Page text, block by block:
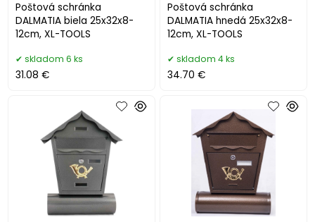
Poštová schránka
DALMATIA biela 25x32x8-
12cm, XL-TOOLS
skladom 6 ks
31.08 €
Poštová schránka
DALMATIA hnedá 25x32x8-
12cm, XL-TOOLS
skladom 4 ks
34.70 €